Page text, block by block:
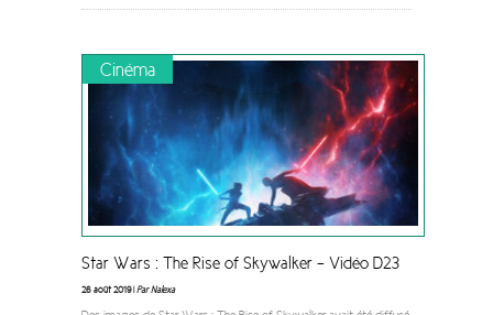
Cinéma
Star Wars : The Rise of Skywalker – Vidéo D23
26 août 2019 |Par Nalexa